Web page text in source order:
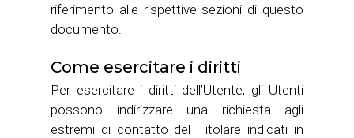
riferimento alle rispettive sezioni di questo
documento.
Come esercitare i diritti
Per esercitare i diritti dell’Utente, gli Utenti
possono indirizzare una richiesta agli
estremi di contatto del Titolare indicati in